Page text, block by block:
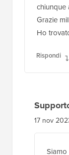
chiunque
Grazie
Ho
Rispondi
17 nov